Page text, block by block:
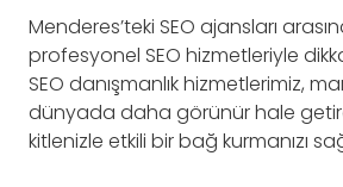
Menderes’teki SEO ajansları
profesyonel SEO hizmetleriyle
SEO danışmanlık hizmetlerimiz,
dünyada daha görünür hale
kitlenizle etkili bir bağ kurmanızı